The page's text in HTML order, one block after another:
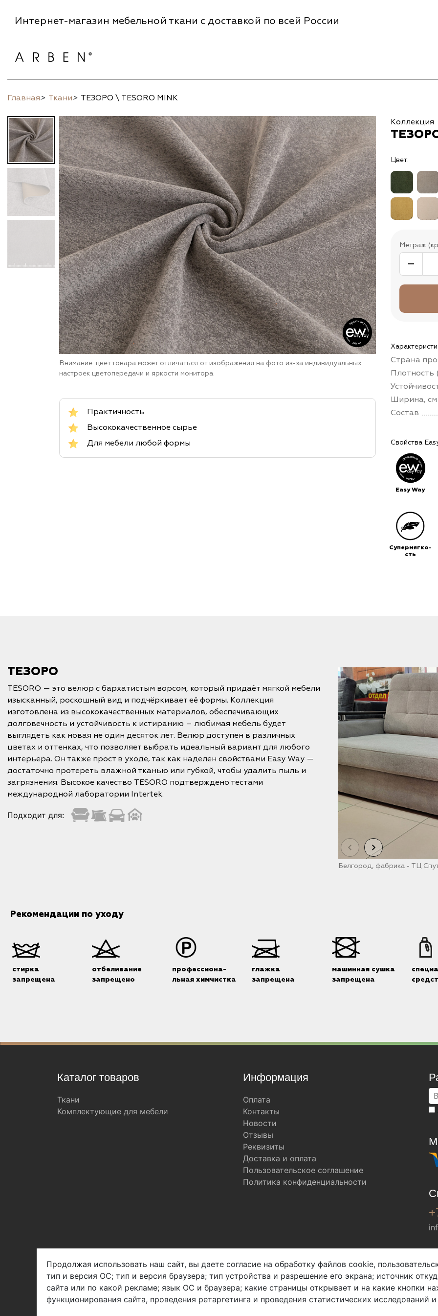
Интернет-магазин мебельной ткани с доставкой по всей России
Главная> Ткани> ТЕЗОРО \ TESORO MINK
Внимание: цвет товара может отличаться от изображения на фото из-за индивидуальных
настроек цветопередачи и яркости монитора.
Практичность
Высококачественное сырье
Для мебели любой формы
Коллекция
Цвет:
Метраж
Страна
Плотность
Ширина, см
Состав
Свойства
Easy Way
Супермягко-
сть
ТЕЗОРО
TESORO — это велюр с бархатистым ворсом, который придаёт мягкой мебели
изысканный, роскошный вид и подчёркивает её формы. Коллекция
изготовлена из высококачественных материалов, обеспечивающих
долговечность и устойчивость к истиранию – любимая мебель будет
выглядеть как новая не один десяток лет. Велюр доступен в различных
цветах и оттенках, что позволяет выбрать идеальный вариант для любого
интерьера. Он также прост в уходе, так как наделен свойствами Easy Way —
достаточно протереть влажной тканью или губкой, чтобы удалить пыль и
загрязнения. Высокое качество TESORO подтверждено тестами
международной лаборатории Intertek.
Подходит для:
Белгород, фабрика - ТЦ
Рекомендации по уходу
стирка
запрещена
отбеливание
запрещено
профессиона-
льная химчистка
глажка
запрещена
машинная сушка
запрещена
Каталог товаров
Ткани
Комплектующие для мебели
Информация
Оплата
Контакты
Новости
Отзывы
Реквизиты
Доставка и оплата
Пользовательское соглашение
Политика конфиденциальности
Арбен текстиль г. Щелково, пер.
1-й Советский д.25, владение 2.
Мы в соц. сетях
Продолжая использовать наш сайт, вы даете согласие на обработку файлов cookie,
тип и версия ОС; тип и версия браузера; тип устройства и разрешение его экрана; источник
сайта или по какой рекламе; язык ОС и браузера; какие страницы открывает и на какие кнопки
функционирования сайта, проведения ретаргетинга и проведения статистических исследований